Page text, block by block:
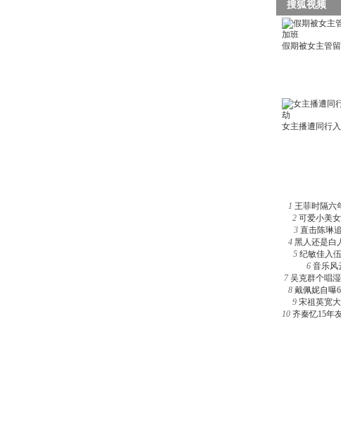
1 王菲时隔六
2 可爱小美
3 直击陈琳
4 黑人还是白
5 纪敏佳入
6 音乐风
7 吴克群个唱
8 戴佩妮自曝
9 宋祖英宽
10 齐秦忆15年